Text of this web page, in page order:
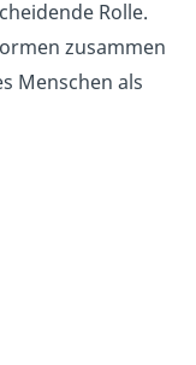
Rolle.
zusammen
Menschen als